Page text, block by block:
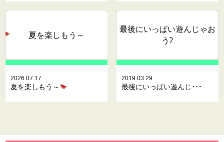
夏を楽しもう～
2026.07.17
夏を楽しもう～
最後にいっぱい遊んじゃお
う?
2019.03.29
最後にいっぱい遊んじ･･･